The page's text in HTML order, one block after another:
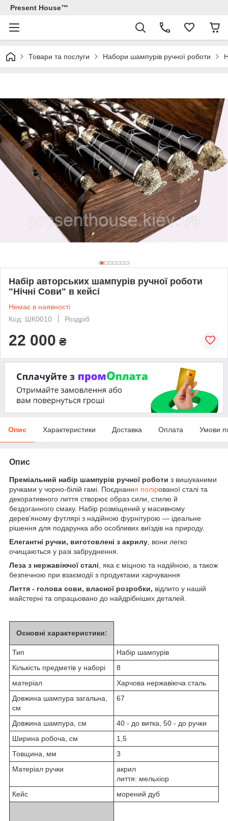
Present House™
Товари та послуги Набори шампурів ручної роботи
Набір авторських шампурів ручної роботи
"Нічні Сови" в кейсі
Немає в наявності
Код: ШК0010
Роздріб
22 000 ₴
Опис Характеристики Доставка Оплата Умови
Опис
Преміальний набір шампурів ручної роботи з вишуканими
ручками у чорно-білій гамі. Поєднання полірованої сталі та
декоративного лиття створює образ сили, стилю й
бездоганного смаку. Набір розміщений у масивному
дерев’яному футлярі з надійною фурнітурою — ідеальне
рішення для подарунка або особливих виїздів на природу.
Елегантні ручки, виготовлені з акрилу, вони легко
очищаються у разі забруднення.
Леза з нержавіючої сталі, яка є міцною та надійною, а також
безпечною при взаємодії з продуктами харчування
Лиття - голова сови, власної розробки, відлито у нашій
майстерні та опрацьовано до найдрібніших деталей.
Основні характеристики:
Тип
Набір шампурів
Кількість предметів у наборі
8
матеріал
Харчова нержавіюча сталь
Довжина шампура загальна,
см
67
Довжина шампура, см
40 - до витка, 50 - до ручки
Ширина робоча, см
1,5
Товщина, мм
3
Матеріал ручки
акрил
лиття: мельхіор
Кейс
морений дуб